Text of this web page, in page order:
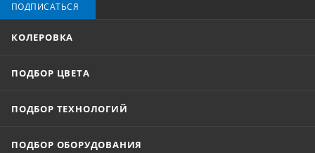
ПОДПИСАТЬСЯ
КОЛЕРОВКА
ПОДБОР ЦВЕТА
ПОДБОР ТЕХНОЛОГИЙ
ПОДБОР ОБОРУДОВАНИЯ